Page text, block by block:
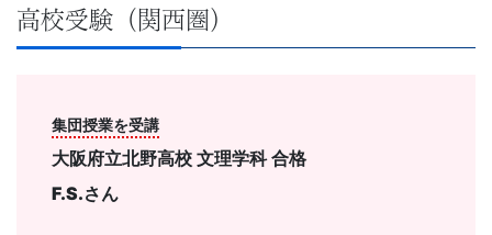
高校受験（関西圏）
集団授業を受講
大阪府立北野高校 文理学科合格
F.S.さん